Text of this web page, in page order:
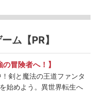
ム【PR】
の冒険者へ！】
剣と魔法の王道ファンタ
始めよう。異世界転生へ